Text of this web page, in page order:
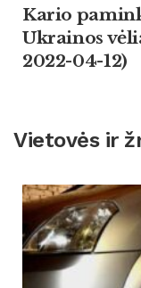
Kario
Ukrainos
2022-04-12)
Vietovės ir